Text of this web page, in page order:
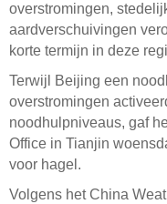
overstromingen,
aardverschuivingen
korte termijn in deze
Terwijl Beijing een
overstromingen
noodhulpniveaus, gaf
Office in Tianjin
voor hagel.
Volgens het China